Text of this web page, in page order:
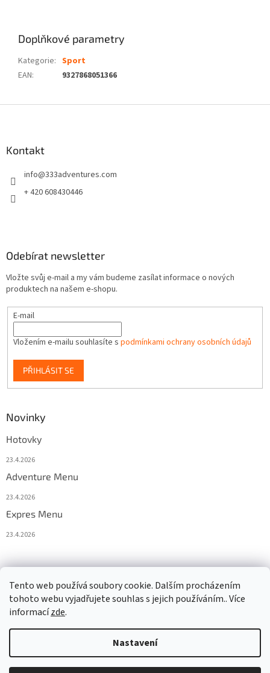
Tento web používá soubory cookie. Dalším procházením
tohoto webu vyjadřujete souhlas s jejich používáním.. Více
informacízde.
Nastavení
Doplňkové parametry
Kategorie: Sport
EAN: 9327868051366
Kontakt
info@333adventures.com
+ 420 608430446
Odebírat newsletter
Vložte svůj e-mail a my vám budeme zasílat informace o nových
produktech na našem e-shopu.
E-mail
Vložením e-mailu souhlasíte s podmínkami ochrany osobních údajů
PŘIHLÁSIT SE
Novinky
Hotovky
23.4.2026
Adventure Menu
23.4.2026
Expres Menu
23.4.2026
Copyright 2026www.333adventures.com. Všechna práva